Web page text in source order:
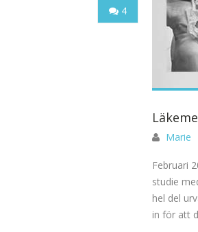
4
Marie
Februari
studie
hel del
in för att